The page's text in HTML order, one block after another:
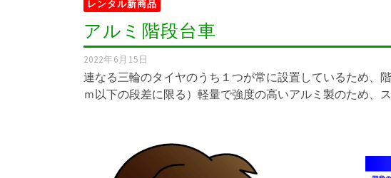
レンタル新商品
アルミ階段台車
2022年6月15日
連なる三輪のタイヤのうち１つが常に設置しているため、
ｍ以下の段差に限る）軽量で強度の高いアルミ製のため、